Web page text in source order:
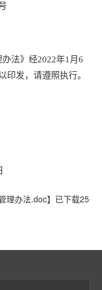
法》经2022年1月6
印发，请遵照执行。
理办法.doc】已下载25